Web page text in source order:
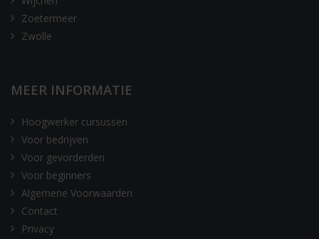
Zoetermeer
Zwolle
MEER INFORMATIE
Hoogwerker cursussen
Voor bedrijven
Voor gevorderden
Voor beginners
Algemene Voorwaarden
Contact
Privacy